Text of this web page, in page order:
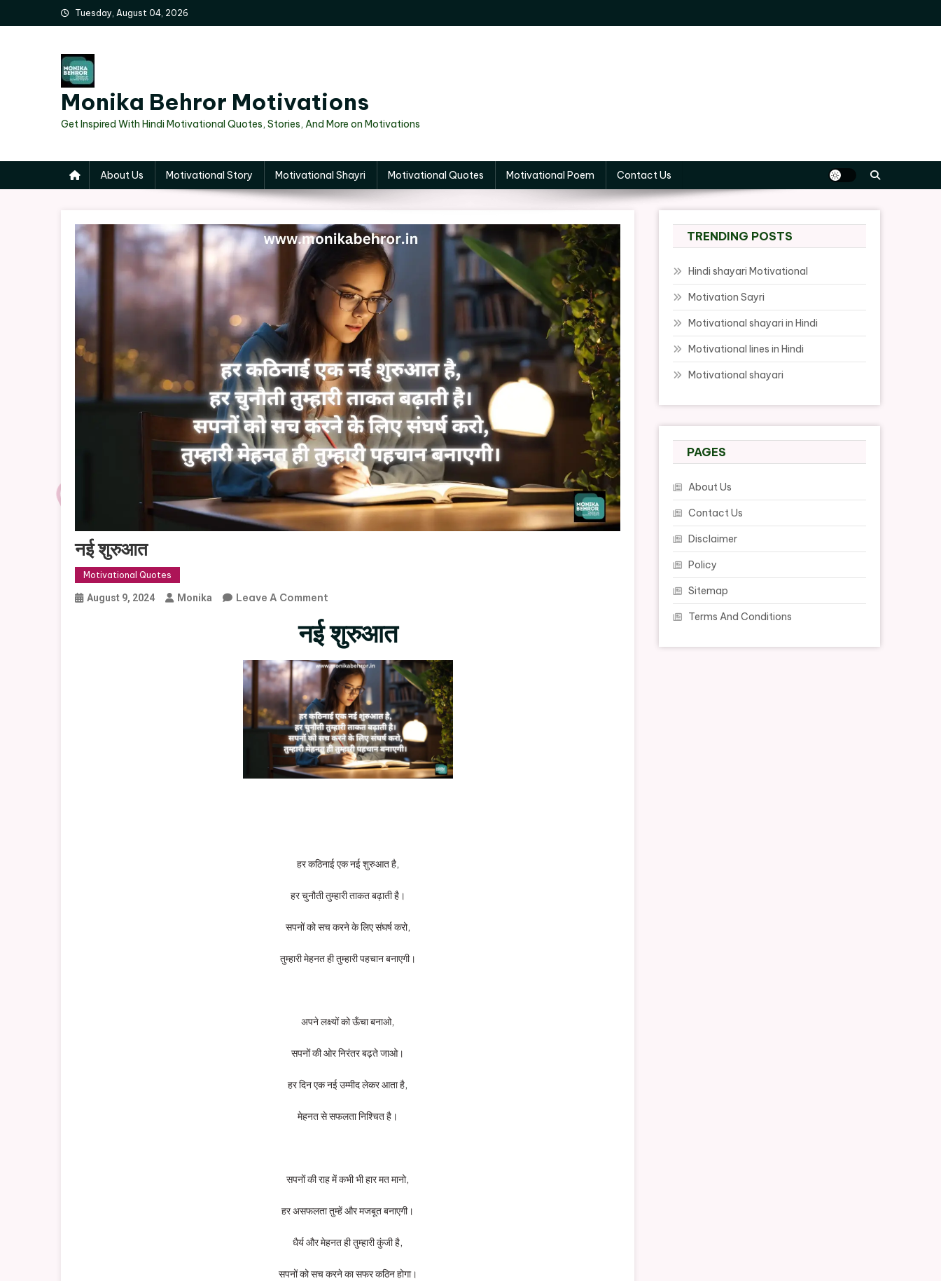
to
Tuesday, August 04, 2026
Monika Behror Motivations
Get Inspired With Hindi Motivational Quotes, Stories, And More on Motivations
About Us Motivational Story Motivational Shayri Motivational Quotes Motivational Poem Contact Us
नई शुरुआत
Motivational Quotes
August 9, 2024 Monika Leave A Comment
शुरुआत
नई शुरुआत
हर कठिनाई एक नई शुरुआत है,
हर चुनौती तुम्हारी ताकत बढ़ाती है।
सपनों को सच करने के लिए संघर्ष करो,
तुम्हारी मेहनत ही तुम्हारी पहचान बनाएगी।
अपने लक्ष्यों को ऊँचा बनाओ,
सपनों की ओर निरंतर बढ़ते जाओ।
हर दिन एक नई उम्मीद लेकर आता है,
मेहनत से सफलता निश्चित है।
सपनों की राह में कभी भी हार मत मानो,
हर असफलता तुम्हें और मजबूत बनाएगी।
धैर्य और मेहनत ही तुम्हारी कुंजी है,
सपनों को सच करने का सफर कठिन होगा।
TRENDING POSTS
Hindi shayari Motivational
Motivation Sayri
Motivational shayari in Hindi
Motivational lines in Hindi
Motivational shayari
PAGES
About Us
Contact Us
Disclaimer
Policy
Sitemap
Terms And Conditions